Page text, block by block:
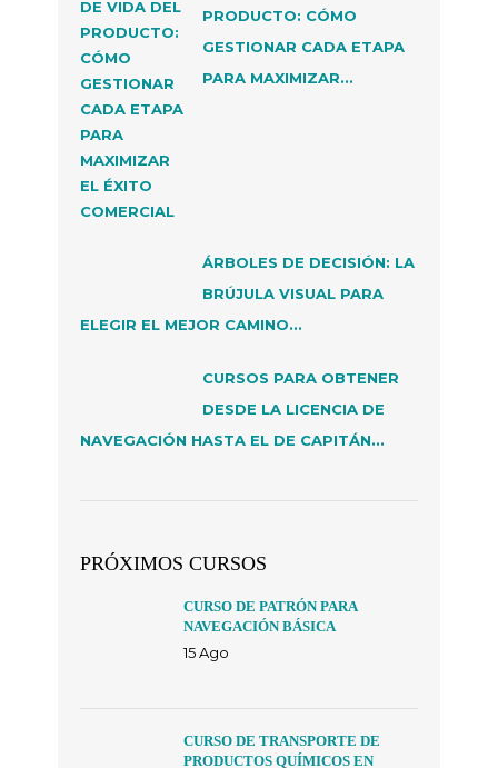
PRODUCTO: CÓMO
GESTIONAR CADA ETAPA
PARA MAXIMIZAR...
ÁRBOLES DE DECISIÓN: LA
BRÚJULA VISUAL PARA
ELEGIR EL MEJOR CAMINO...
CURSOS PARA OBTENER
DESDE LA LICENCIA DE
NAVEGACIÓN HASTA EL DE CAPITÁN...
PRÓXIMOS CURSOS
CURSO DE PATRÓN PARA
NAVEGACIÓN BÁSICA
15 Ago
CURSO DE TRANSPORTE DE
PRODUCTOS QUÍMICOS EN